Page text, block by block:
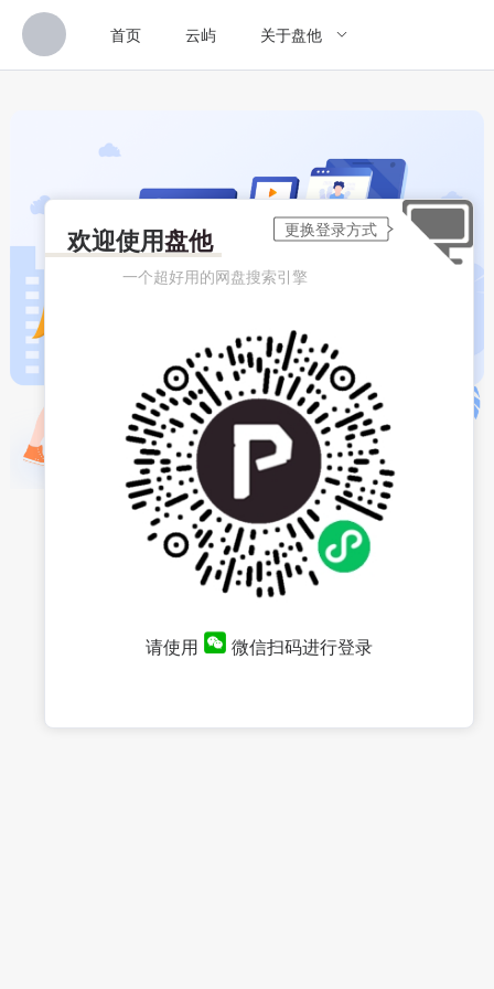
首页 云屿 关于盘他
欢迎使用盘他
一个超好用的网盘搜索引擎
请使用 微信扫码进行登录